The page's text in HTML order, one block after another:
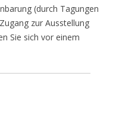
(durch Tagungen
zur Ausstellung
Sie sich vor einem